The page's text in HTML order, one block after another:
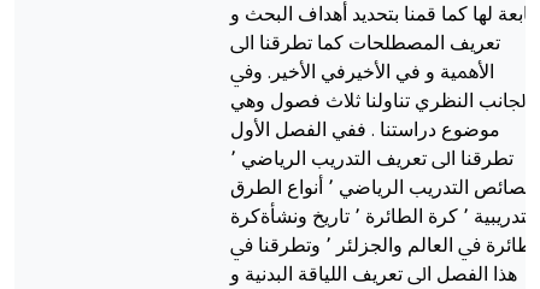
لها ﻛﻤﺎ ﻗﻤﻨﺎ ﺑﺘﺤﺪﻳﺪ أﻫﺪاف اﻟﺒﺤﺚ و
ﺗﻌﺮﻳﻒ المصطلحات ﻛﻤﺎ ﺗﻄﺮﻗﻨﺎ اﱃ
اﻷﳘﻴﺔ و في الأخيرفي الأخير. وﰲ
اﳉﺎﻧﺐ اﻟﻨﻈﺮي ﺗﻨﺎوﻟﻨﺎ ﺛﻼث ﻓﺼﻮل وﻫﻲ
ﻣﻮﺿﻮع دراﺳﺘﻨﺎ . ﻓﻔﻲ اﻟﻔﺼﻞ اﻷول
ﺗﻄﺮﻗﻨﺎ اﱃ ﺗﻌﺮﻳﻒ اﻟﺘﺪرﻳﺐ اﻟﺮﻳﺎﺿﻲ ٬
ﺧﺼﺎﺋﺺ اﻟﺘﺪرﻳﺐ اﻟﺮﻳﺎﺿﻲ ٬ أﻧﻮاع اﻟﻄﺮق
اﻟﺘﺪرﻳﺒﻴﺔ ٬ ﻛﺮة اﻟﻄﺎﺋﺮة ٬ ﺗﺎرﻳﺦ وﻧﺸﺄةﻛﺮة
اﻟﻄﺎﺋﺮة ﰲ العالم والجزلئر ٬ وﺗﻄﺮﻗﻨﺎ ﰲ
ﻫﺬا اﻟﻔﺼﻞ اﱃ ﺗﻌﺮﻳﻒ اﻟﻠﻴﺎﻗﺔ اﻟﺒﺪﻧﻴﺔ و